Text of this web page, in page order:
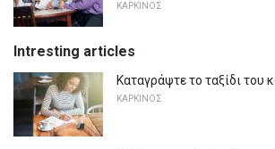
ΚΑΡΚΊΝΟΣ
Intresting articles
Καταγράψτε το ταξίδι του
ΚΑΡΚΊΝΟΣ